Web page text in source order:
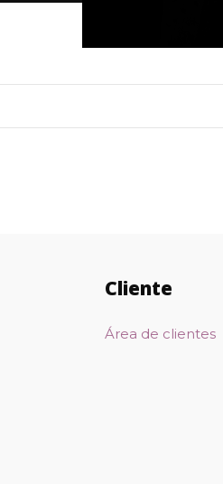
Cliente
Área de clientes